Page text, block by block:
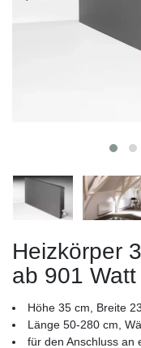
Heizkörper
ab 901 Watt
Höhe 35 cm, Breite
Länge 50-280 cm,
für den Anschluss an